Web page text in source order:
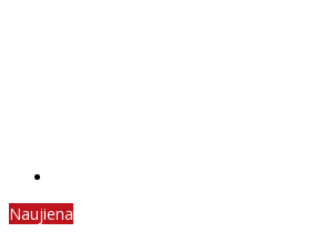
Naujiena